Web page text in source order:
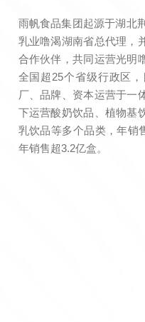
雨帆食品集团起源于湖北
乳业噜渴湖南省总代理，
合作伙伴，共同运营光明
全国超25个省级行政区
厂、品牌、资本运营于一
下运营酸奶饮品、植物基
乳饮品等多个品类，年销
年销售超3.2亿盒。